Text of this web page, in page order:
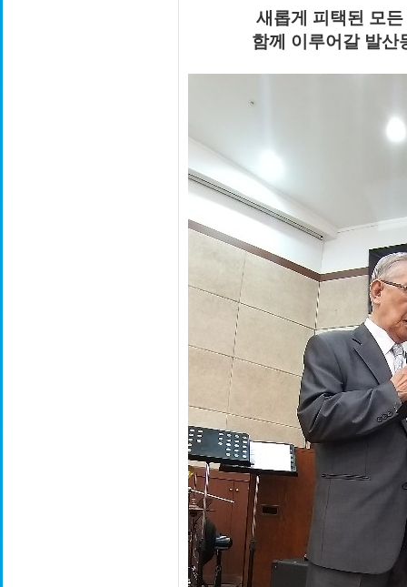
새롭게 피택된 모
함께 이루어갈 발산동